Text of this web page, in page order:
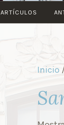
ARTÍCULOS
Inicio